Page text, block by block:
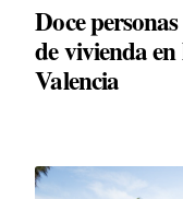
Doce
de vivienda en
Valencia